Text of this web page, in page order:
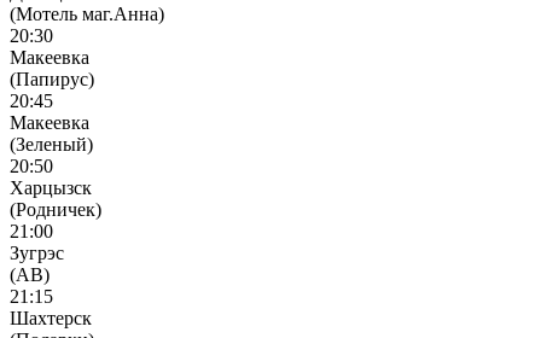
(Мотель маг.Анна)
20:30
Макеевка
(Папирус)
20:45
Макеевка
(Зеленый)
20:50
Харцызск
(Родничек)
21:00
Зугрэс
(АВ)
21:15
Шахтерск